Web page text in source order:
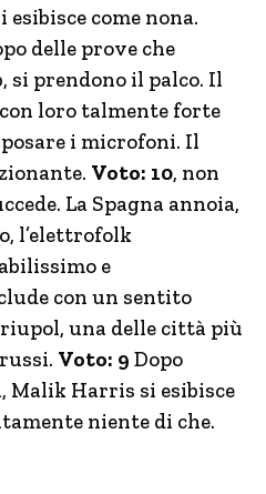
come nona.
delle prove che
si prendono il palco. Il
con loro talmente forte
i microfoni. Il
Voto: 10, non
La Spagna annoia,
l’elettrofolk
e
con un sentito
una delle città più
Voto: 9 Dopo
Malik Harris si esibisce
niente di che.